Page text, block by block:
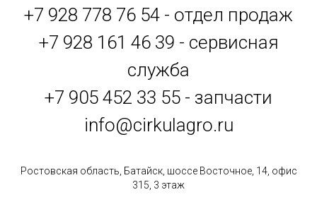
+7 928 778 76 54 - отдел продаж
+7 928 161 46 39 - сервисная
служба
+7 905 452 33 55 - запчасти
info@cirkulagro.ru
Ростовская область, Батайск, шоссе Восточное, 14, офис
315, 3 этаж